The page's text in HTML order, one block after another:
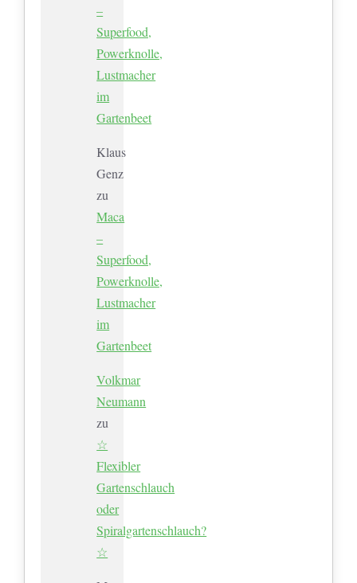
–
Superfood,
Powerknolle,
Lustmacher
im
Gartenbeet
Klaus
Genz
zu
Maca
–
Superfood,
Powerknolle,
Lustmacher
im
Gartenbeet
Volkmar
Neumann
zu
☆
Flexibler
Gartenschlauch
oder
Spiralgartenschlauch?
☆